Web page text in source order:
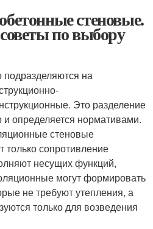
стеновые.
по выбору
на
Это разделение
и определяется нормативами.
стеновые
сопротивление
несущих функций,
могут формировать
не требуют утепления, а
только для возведения